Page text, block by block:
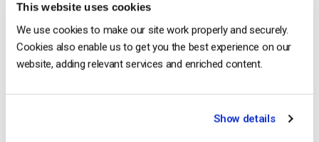
This website uses cookies
We use cookies to make our site work properly and securely.
Cookies also enable us to get you the best experience on our
website, adding relevant services and enriched content.
Show details
Comment diffuser en direct à partir d’un
iPhone d’Apple en 6 étapes faciles